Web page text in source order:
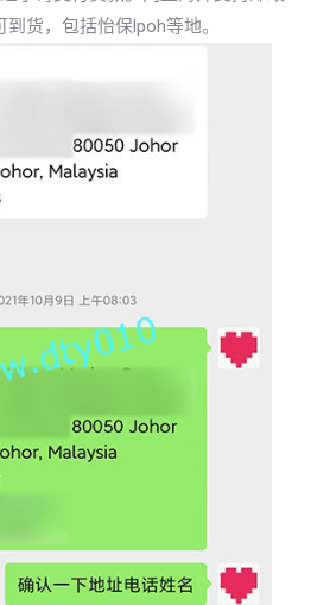
货，包括怡保lpoh等地。